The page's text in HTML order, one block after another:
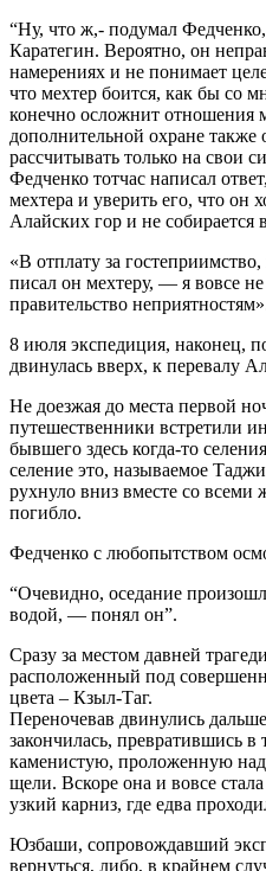
“Ну, что ж,- подумал
Каратегин. Вероятно, он
намерениях и не понимает
что мехтер боится, как бы со
конечно осложнит отношения
дополнительной охране также
рассчитывать только на свои
Федченко тотчас написал
мехтера и уверить его, что он
Алайских гор и не собирается
«В отплату за
писал он мехтеру, — я вовсе
правительство
8 июля экспедиция, наконец,
двинулась вверх, к перевалу
Не доезжая до места первой
путешественники встретили
бывшего здесь когда-то
селение это, называемое
рухнуло вниз вместе со
погибло.
Федченко с любопытством
“Очевидно, оседание
водой, — понял он”.
Сразу за местом давней
расположенный под
цвета – Кзыл-Таг.
Переночевав двинулись
закончилась, превратившись
каменистую, проложенную
щели. Вскоре она и вовсе
узкий карниз, где едва
Юзбаши, сопровождавший
вернуться, либо, в крайнем